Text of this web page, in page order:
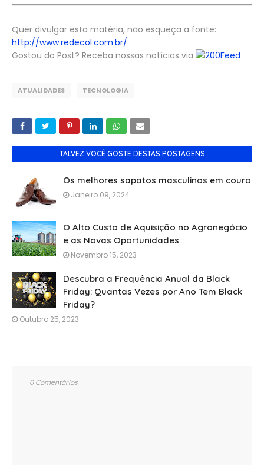
Quer divulgar esta matéria, não esqueça a fonte:
http://www.redecol.com.br/
Gostou do Post? Receba nossas notícias via
Feed
ATUALIDADES TECNOLOGIA
TALVEZ VOCÊ GOSTE DESTAS POSTAGENS
Os melhores sapatos masculinos em couro
Janeiro 09, 2024
O Alto Custo de Aquisição no Agronegócio
e as Novas Oportunidades
Novembro 15, 2023
Descubra a Frequência Anual da Black
Friday: Quantas Vezes por Ano Tem Black
Friday?
Outubro 25, 2023
0 Comentários